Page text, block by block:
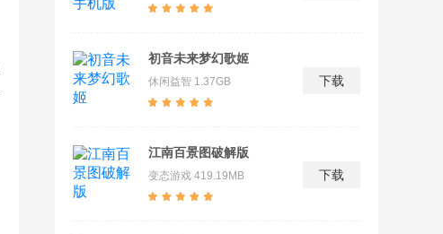
初音未来梦幻歌姬
休闲益智 1.37GB 下载
江南百景图破解版
变态游戏 419.19MB 下载